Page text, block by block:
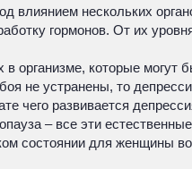
влиянием нескольких
гормонов. От их
организме, которые могут
не устранены, то
чего развивается
– все эти естественные
состоянии для женщины